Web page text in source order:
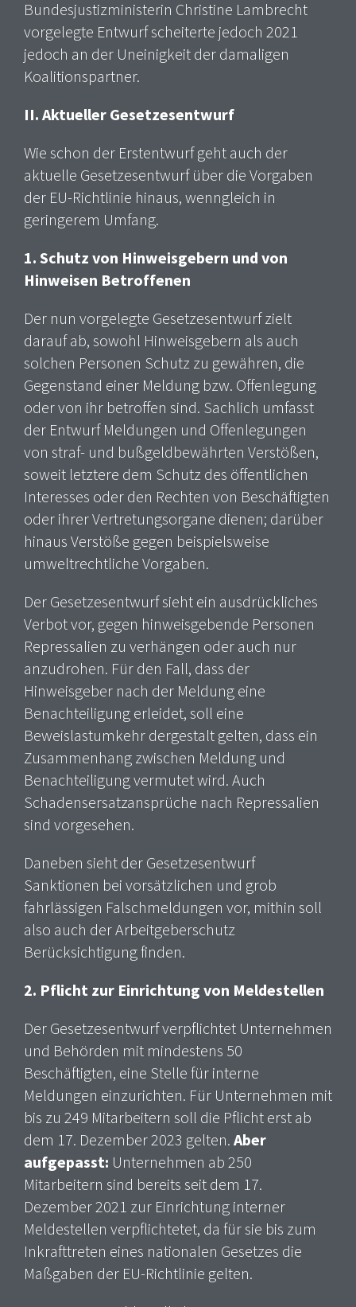
Bundesjustizministerin Christine Lambrecht
vorgelegte Entwurf scheiterte jedoch 2021
jedoch an der Uneinigkeit der damaligen
Koalitionspartner.
II. Aktueller Gesetzesentwurf
Wie schon der Erstentwurf geht auch der
aktuelle Gesetzesentwurf über die Vorgaben
der EU-Richtlinie hinaus, wenngleich in
geringerem Umfang.
1. Schutz von Hinweisgebern und von
Hinweisen Betroffenen
Der nun vorgelegte Gesetzesentwurf zielt
darauf ab, sowohl Hinweisgebern als auch
solchen Personen Schutz zu gewähren, die
Gegenstand einer Meldung bzw. Offenlegung
oder von ihr betroffen sind. Sachlich umfasst
der Entwurf Meldungen und Offenlegungen
von straf- und bußgeldbewährten Verstößen,
soweit letztere dem Schutz des öffentlichen
Interesses oder den Rechten von Beschäftigten
oder ihrer Vertretungsorgane dienen; darüber
hinaus Verstöße gegen beispielsweise
umweltrechtliche Vorgaben.
Der Gesetzesentwurf sieht ein ausdrückliches
Verbot vor, gegen hinweisgebende Personen
Repressalien zu verhängen oder auch nur
anzudrohen. Für den Fall, dass der
Hinweisgeber nach der Meldung eine
Benachteiligung erleidet, soll eine
Beweislastumkehr dergestalt gelten, dass ein
Zusammenhang zwischen Meldung und
Benachteiligung vermutet wird. Auch
Schadensersatzansprüche nach Repressalien
sind vorgesehen.
Daneben sieht der Gesetzesentwurf
Sanktionen bei vorsätzlichen und grob
fahrlässigen Falschmeldungen vor, mithin soll
also auch der Arbeitgeberschutz
Berücksichtigung finden.
2. Pflicht zur Einrichtung von Meldestellen
Der Gesetzesentwurf verpflichtet Unternehmen
und Behörden mit mindestens 50
Beschäftigten, eine Stelle für interne
Meldungen einzurichten. Für Unternehmen mit
bis zu 249 Mitarbeitern soll die Pflicht erst ab
dem 17. Dezember 2023 gelten. Aber
aufgepasst: Unternehmen ab 250
Mitarbeitern sind bereits seit dem 17.
Dezember 2021 zur Einrichtung interner
Meldestellen verpflichtetet, da für sie bis zum
Inkrafttreten eines nationalen Gesetzes die
Maßgaben der EU-Richtlinie gelten.